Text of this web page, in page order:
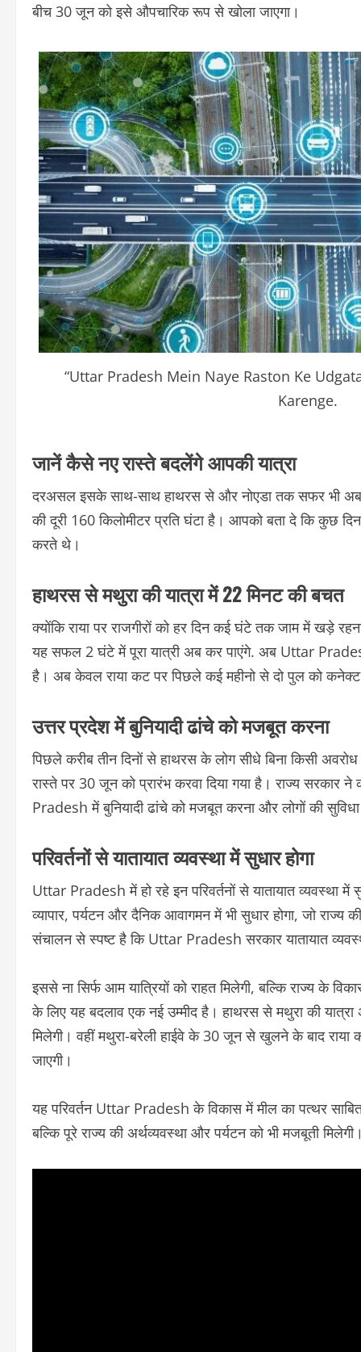
बीच 30 जून को इसे औपचारिक रूप से खोला जाएगा।
“Uttar Pradesh Mein Naye Raston Ke
Karenge.
जानें कैसे नए रास्ते बदलेंगे आपकी यात्रा
दरअसल इसके साथ-साथ हाथरस से और नोएडा तक सफर भी
की दूरी 160 किलोमीटर प्रति घंटा है। आपको बता दे कि कुछ
करते थे।
हाथरस से मथुरा की यात्रा में 22 मिनट की बचत
क्योंकि राया पर राजगीरों को हर दिन कई घंटे तक जाम में खड़े
यह सफल 2 घंटे में पूरा यात्री अब कर पाएंगे. अब Uttar
है। अब केवल राया कट पर पिछले कई महीनो से दो पुल को
उत्तर प्रदेश में बुनियादी ढांचे को मजबूत करना
पिछले करीब तीन दिनों से हाथरस के लोग सीधे बिना किसी
रास्ते पर 30 जून को प्रारंभ करवा दिया गया है। राज्य सरकार
Pradesh में बुनियादी ढांचे को मजबूत करना और लोगों की
परिवर्तनों से यातायात व्यवस्था में सुधार होगा
Uttar Pradesh में हो रहे इन परिवर्तनों से यातायात व्यवस्था
व्यापार, पर्यटन और दैनिक आवागमन में भी सुधार होगा, जो
संचालन से स्पष्ट है कि Uttar Pradesh सरकार यातायात
इससे ना सिर्फ आम यात्रियों को राहत मिलेगी, बल्कि राज्य के
के लिए यह बदलाव एक नई उम्मीद है। हाथरस से मथुरा की
मिलेगी। वहीं मथुरा-बरेली हाईवे के 30 जून से खुलने के बाद
जाएगी।
यह परिवर्तन Uttar Pradesh के विकास में मील का पत्थर
बल्कि पूरे राज्य की अर्थव्यवस्था और पर्यटन को भी मजबूती